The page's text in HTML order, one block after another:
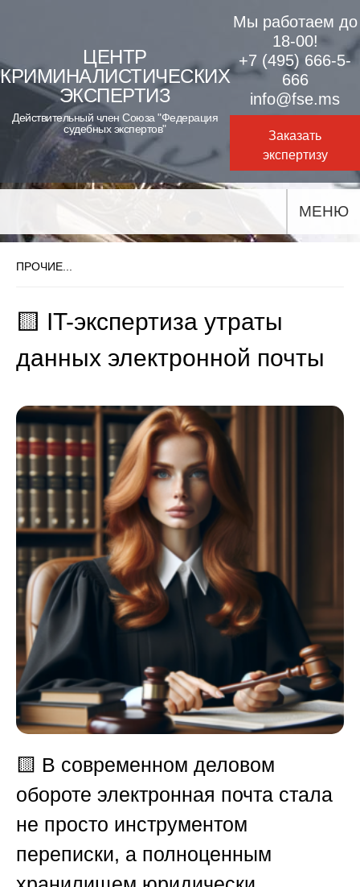
content
ЦЕНТР
КРИМИНАЛИСТИЧЕСКИХ
ЭКСПЕРТИЗ
Действительный член Союза "Федерация
судебных экспертов"
Мы работаем до
18-00!
+7 (495) 666-5-
666
info@fse.ms
Заказать
экспертизу
МЕНЮ
ПРОЧИЕ...
🟨 IT-экспертиза утраты
данных электронной почты
🟨 В современном деловом
обороте электронная почта стала
не просто инструментом
переписки, а полноценным